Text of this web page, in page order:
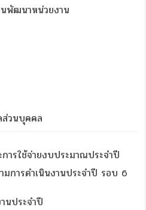
พัฒนาหน่วยงาน
ส่วนบุคคล
ารใช้จ่ายงบประมาณประจำปี
มการดำเนินงานประจำปี รอบ 6
นประจำปี